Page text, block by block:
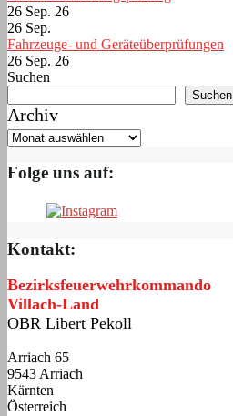
26 Sep. 26
26 Sep.
Fahrzeuge- und Geräteüberprüfungen
26 Sep. 26
Suchen
Suchen
Archiv
Folge uns auf:
Kontakt:
Bezirksfeuerwehrkommando
Villach-Land
OBR Libert Pekoll
Arriach 65
9543 Arriach
Kärnten
Österreich